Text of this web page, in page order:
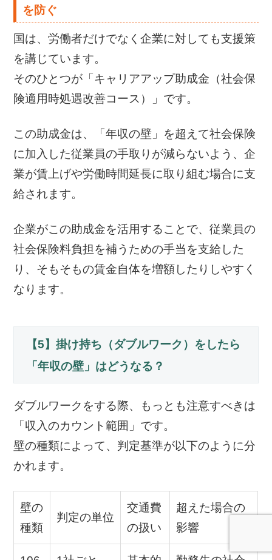
を防ぐ
国は、労働者だけでなく企業に対しても支援策
を講じています。
そのひとつが「キャリアアップ助成金（社会保
険適用時処遇改善コース）」です。
この助成金は、「年収の壁」を超えて社会保険
に加入した従業員の手取りが減らないよう、企
業が賃上げや労働時間延長に取り組む場合に支
給されます。
企業がこの助成金を活用することで、従業員の
社会保険料負担を補うための手当を支給した
り、そもそもの賃金自体を増額したりしやすく
なります。
【5】掛け持ち（ダブルワーク）をしたら
「年収の壁」はどうなる？
ダブルワークをする際、もっとも注意すべきは
「収入のカウント範囲」です。
壁の種類によって、判定基準が以下のように分
かれます。
壁の
種類
判定の単位
交通費
の扱い
超えた場合の
影響